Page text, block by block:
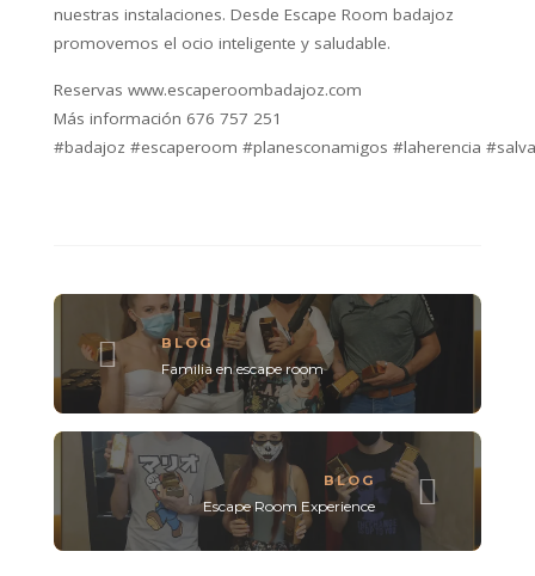
nuestras instalaciones. Desde Escape Room badajoz
promovemos el ocio inteligente y saludable.
Reservas‌ ‌‌www.escaperoombadajoz.com
Más‌ ‌información‌ ‌676‌ ‌757‌ ‌251‌
#badajoz #escaperoom #planesconamigos #laherencia
BLOG
Familia en escape room
BLOG
Escape Room Experience